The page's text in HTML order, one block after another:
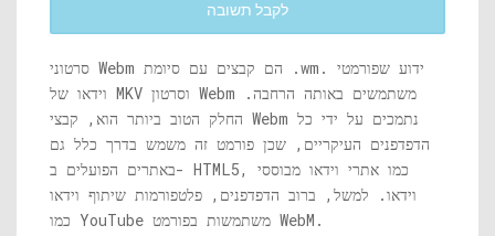
לקבל תשובה
סרטוני Webm הם קבצים עם סיומת .wm. ידוע שפורמטי
וידאו של MKV וסרטון Webm משתמשים באותה הרחבה.
החלק הטוב ביותר הוא, קבצי Webm נתמכים על ידי כל
הדפדפנים העיקריים, שכן פורמט זה משמש בדרך כלל גם
באתרים הפועלים ב- HTML5, כמו אתרי וידאו מבוססי
וידאו. למשל, ברוב הדפדפנים, פלטפורמות שיתוף וידאו
כמו YouTube משתמשות בפורמט WebM.